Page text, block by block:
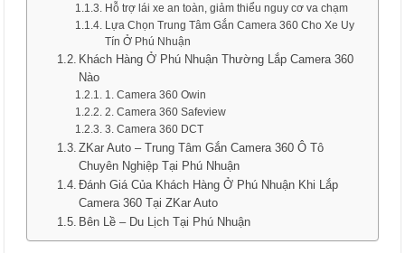
Hỗ trợ lái xe an toàn, giảm thiểu nguy cơ va chạm
Lựa Chọn Trung Tâm Gắn Camera 360 Cho Xe Uy
Tín Ở Phú Nhuận
Khách Hàng Ở Phú Nhuận Thường Lắp Camera 360
Nào
1. Camera 360 Owin
2. Camera 360 Safeview
3. Camera 360 DCT
ZKar Auto – Trung Tâm Gắn Camera 360 Ô Tô
Chuyên Nghiệp Tại Phú Nhuận
Đánh Giá Của Khách Hàng Ở Phú Nhuận Khi Lắp
Camera 360 Tại ZKar Auto
Bên Lề – Du Lịch Tại Phú Nhuận